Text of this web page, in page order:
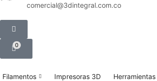
comercial@3dintegral.com.co
0
Filamentos Impresoras 3D Herramientas